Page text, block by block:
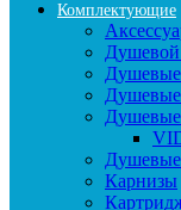
Комплектующие
Душевой
Душевые
Карнизы